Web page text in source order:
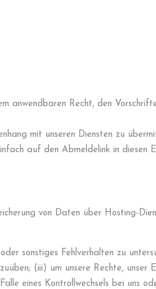
anwendbaren Recht, den
mit unseren Diensten zu
auf den Abmeldelink in diesen
von Daten über Hosting-
sonstiges Fehlverhalten zu
(iii) um unsere Rechte, unser
eines Kontrollwechsels bei uns